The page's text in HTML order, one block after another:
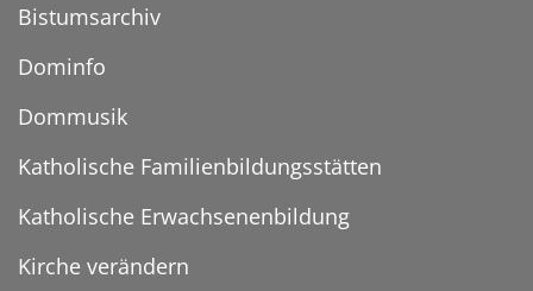
Bistumsarchiv
Dominfo
Dommusik
Katholische Familienbildungsstätten
Katholische Erwachsenenbildung
Kirche verändern